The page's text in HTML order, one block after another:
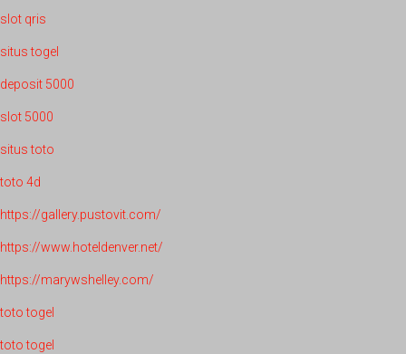
slot qris
situs togel
deposit 5000
slot 5000
situs toto
toto 4d
https://gallery.pustovit.com/
https://www.hoteldenver.net/
https://marywshelley.com/
toto togel
toto togel